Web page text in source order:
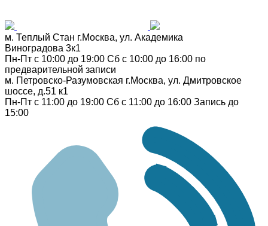
м. Теплый Стан г.Москва, ул. Академика
Виноградова 3к1
Пн-Пт с 10:00 до 19:00 Сб с 10:00 до 16:00 по
предварительной записи
м. Петровско-Разумовская г.Москва, ул. Дмитровское
шоссе, д.51 к1
Пн-Пт с 11:00 до 19:00 Сб с 11:00 до 16:00 Запись до
15:00